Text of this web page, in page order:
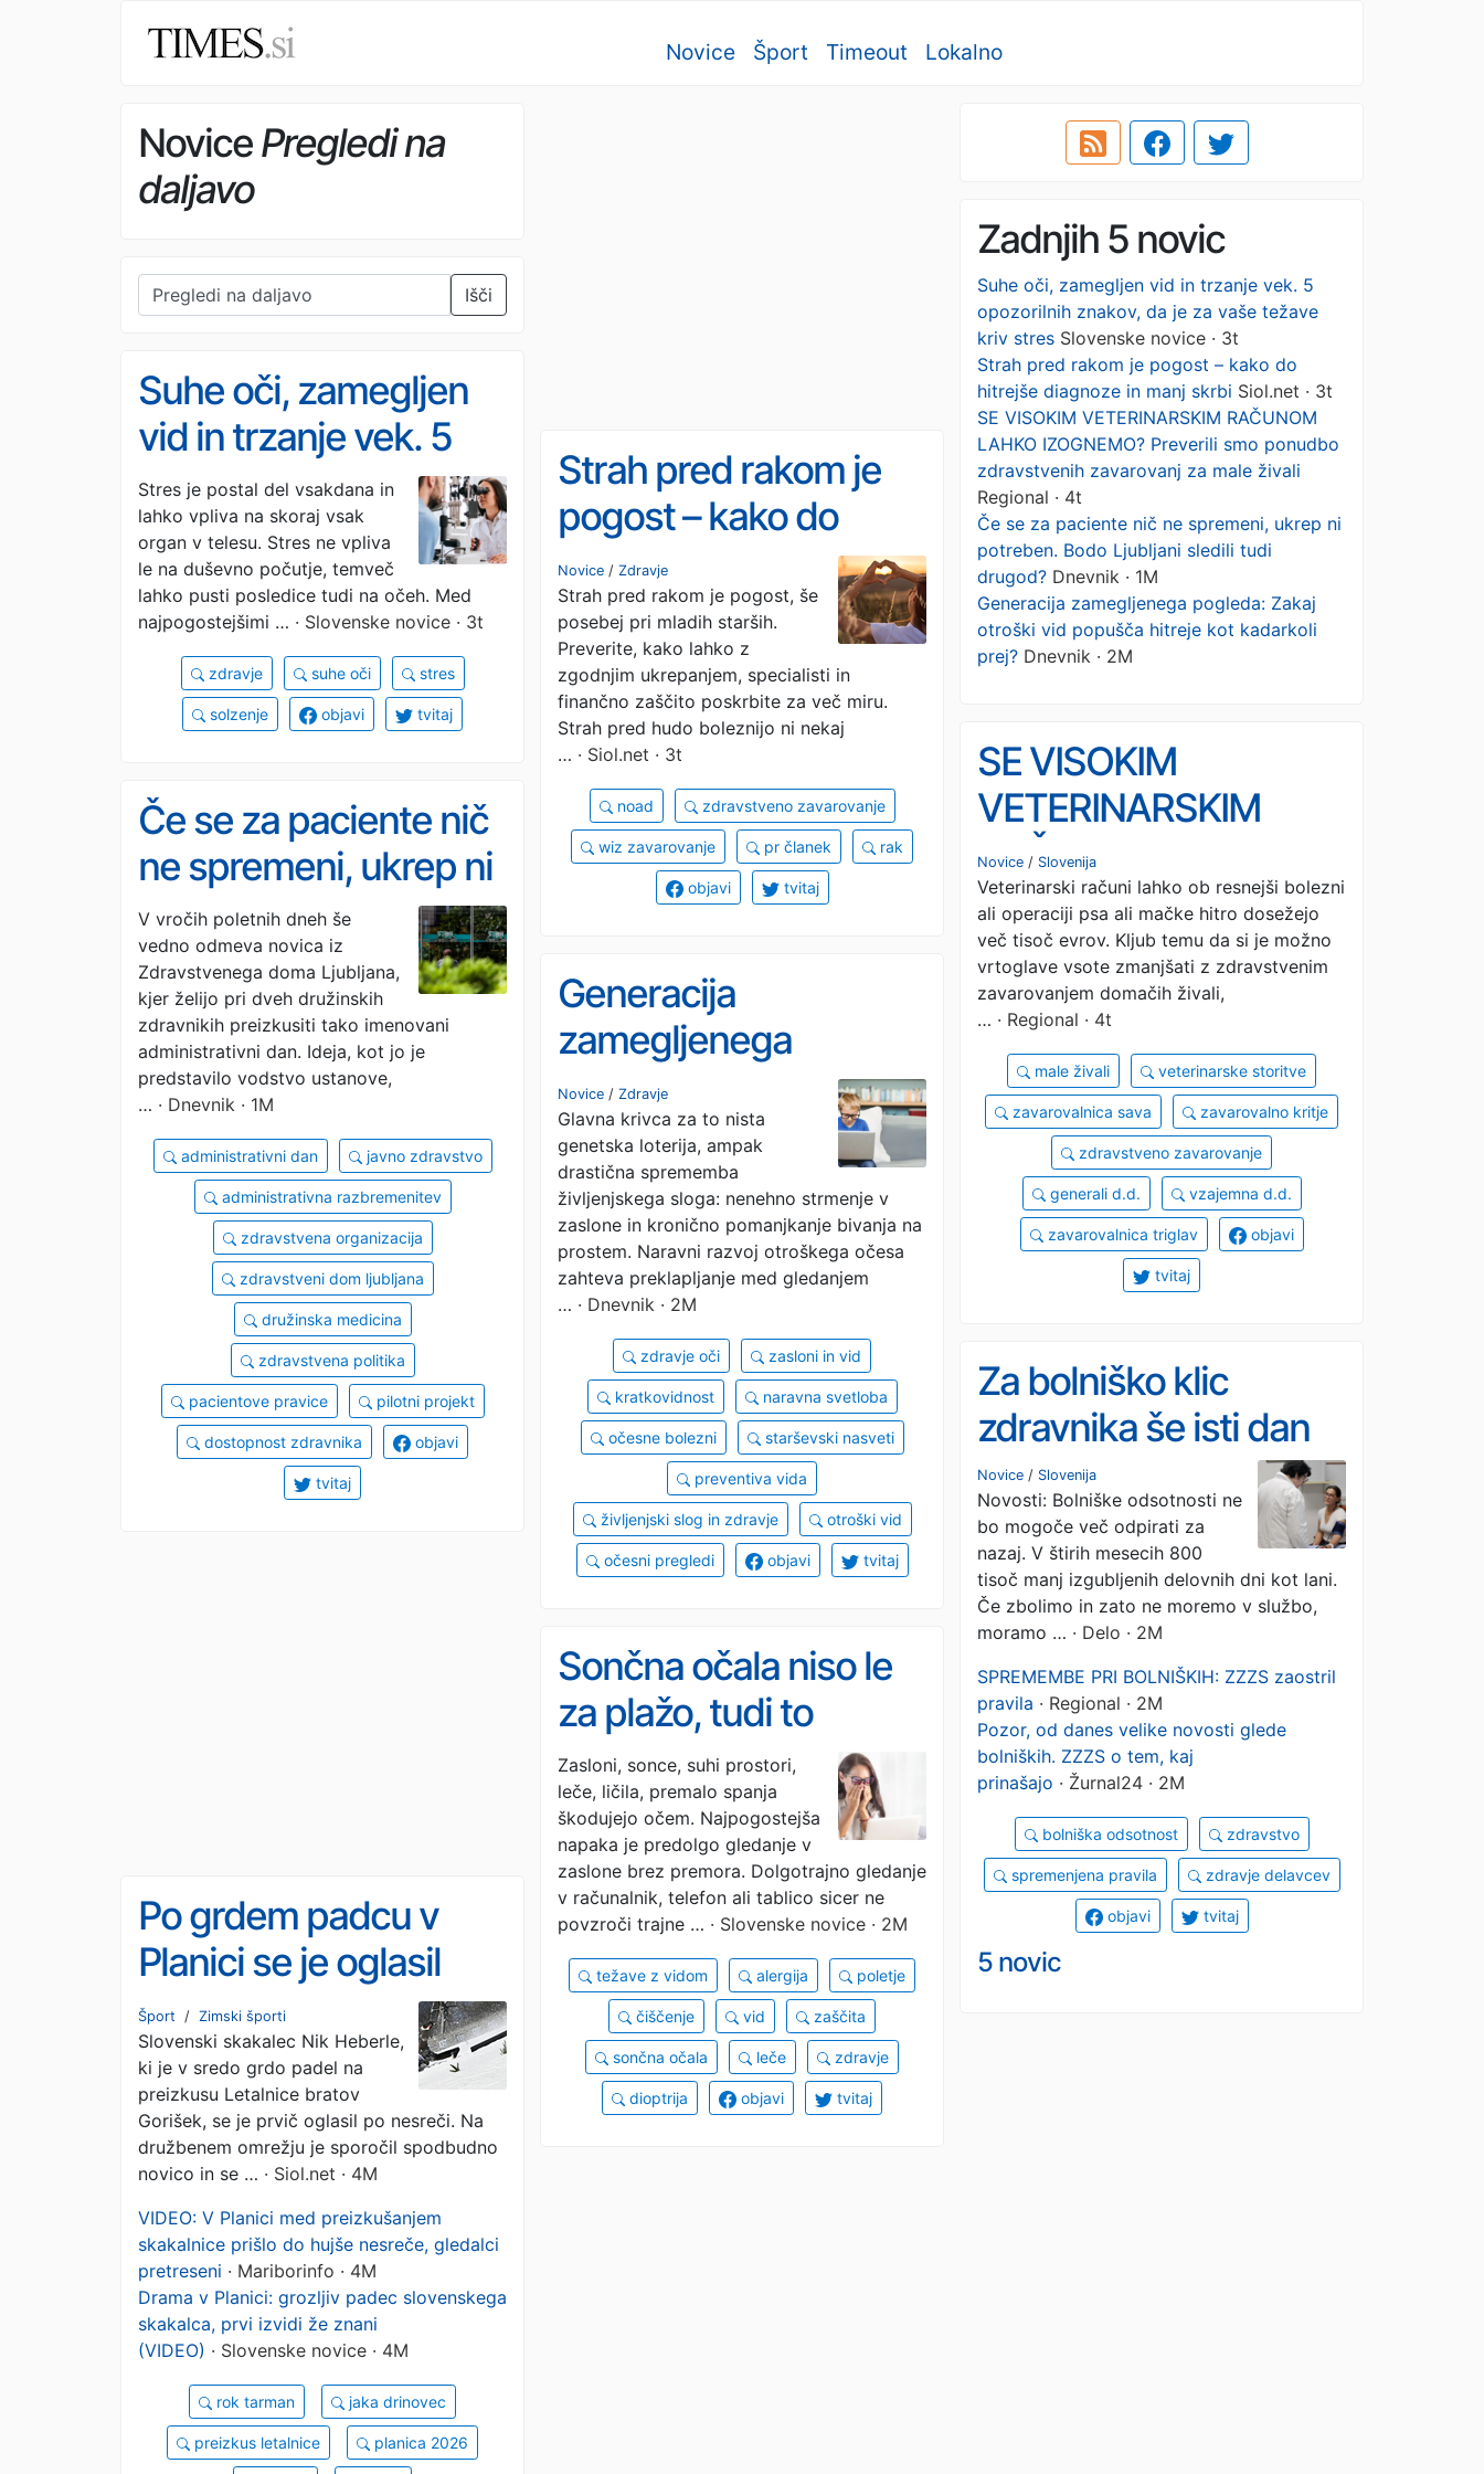
Novice Šport Timeout Lokalno
NovicePregledi na
daljavo
Išči
Zadnjih 5 novic
Suhe oči, zamegljen vid in trzanje vek. 5
opozorilnih znakov, da je za vaše težave
kriv stres Slovenske novice · 3t
Strah pred rakom je pogost – kako do
hitrejše diagnoze in manj skrbi Siol.net · 3t
SE VISOKIM VETERINARSKIM RAČUNOM
LAHKO IZOGNEMO? Preverili smo ponudbo
zdravstvenih zavarovanj za male živali
Regional · 4t
Če se za paciente nič ne spremeni, ukrep ni
potreben. Bodo Ljubljani sledili tudi
drugod? Dnevnik · 1M
Generacija zamegljenega pogleda: Zakaj
otroški vid popušča hitreje kot kadarkoli
prej? Dnevnik · 2M
Suhe oči, zamegljen
vid in trzanje vek. 5
opozorilnih znakov, da
je za vaše težave kriv
stres
Stres je postal del vsakdana in
lahko vpliva na skoraj vsak
organ v telesu. Stres ne vpliva
le na duševno počutje, temveč
lahko pusti posledice tudi na očeh. Med
najpogostejšimi … · Slovenske novice · 3t
zdravje suhe oči stres
solzenje objavi tvitaj
Strah pred rakom je
pogost – kako do
hitrejše diagnoze in
manj skrbi
Novice / Zdravje
Strah pred rakom je pogost, še
posebej pri mladih starših.
Preverite, kako lahko z
zgodnjim ukrepanjem, specialisti in
finančno zaščito poskrbite za več miru.
Strah pred hudo boleznijo ni nekaj
… · Siol.net · 3t
noad zdravstveno zavarovanje
wiz zavarovanje pr članek rak
objavi tvitaj
SE VISOKIM
VETERINARSKIM
RAČUNOM LAHKO
IZOGNEMO? Preverili
smo ponudbo
zdravstvenih
zavarovanj za male
živali
Novice / Slovenija
Veterinarski računi lahko ob resnejši bolezni
ali operaciji psa ali mačke hitro dosežejo
več tisoč evrov. Kljub temu da si je možno
vrtoglave vsote zmanjšati z zdravstvenim
zavarovanjem domačih živali,
… · Regional · 4t
male živali veterinarske storitve
zavarovalnica sava zavarovalno kritje
zdravstveno zavarovanje
generali d.d. vzajemna d.d.
zavarovalnica triglav objavi
tvitaj
Če se za paciente nič
ne spremeni, ukrep ni
potreben. Bodo
Ljubljani sledili tudi
drugod?
V vročih poletnih dneh še
vedno odmeva novica iz
Zdravstvenega doma Ljubljana,
kjer želijo pri dveh družinskih
zdravnikih preizkusiti tako imenovani
administrativni dan. Ideja, kot jo je
predstavilo vodstvo ustanove,
… · Dnevnik · 1M
administrativni dan javno zdravstvo
administrativna razbremenitev
zdravstvena organizacija
zdravstveni dom ljubljana
družinska medicina
zdravstvena politika
pacientove pravice pilotni projekt
dostopnost zdravnika objavi
tvitaj
Generacija
zamegljenega
pogleda: Zakaj otroški
vid popušča hitreje
kot kadarkoli prej?
Novice / Zdravje
Glavna krivca za to nista
genetska loterija, ampak
drastična sprememba
življenjskega sloga: nenehno strmenje v
zaslone in kronično pomanjkanje bivanja na
prostem. Naravni razvoj otroškega očesa
zahteva preklapljanje med gledanjem
… · Dnevnik · 2M
zdravje oči zasloni in vid
kratkovidnost naravna svetloba
očesne bolezni starševski nasveti
preventiva vida
življenjski slog in zdravje otroški vid
očesni pregledi objavi tvitaj
Za bolniško klic
zdravnika še isti dan
Novice / Slovenija
Novosti: Bolniške odsotnosti ne
bo mogoče več odpirati za
nazaj. V štirih mesecih 800
tisoč manj izgubljenih delovnih dni kot lani.
Če zbolimo in zato ne moremo v službo,
moramo … · Delo · 2M
SPREMEMBE PRI BOLNIŠKIH: ZZZS zaostril
pravila · Regional · 2M
Pozor, od danes velike novosti glede
bolniških. ZZZS o tem, kaj
prinašajo · Žurnal24 · 2M
bolniška odsotnost zdravstvo
spremenjena pravila zdravje delavcev
objavi tvitaj
5 novic
Sončna očala niso le
za plažo, tudi to
škoduje očem
Zasloni, sonce, suhi prostori,
leče, ličila, premalo spanja
škodujejo očem. Najpogostejša
napaka je predolgo gledanje v
zaslone brez premora. Dolgotrajno gledanje
v računalnik, telefon ali tablico sicer ne
povzroči trajne … · Slovenske novice · 2M
težave z vidom alergija poletje
čiščenje vid zaščita
sončna očala leče zdravje
dioptrija objavi tvitaj
Po grdem padcu v
Planici se je oglasil
slovenski skakalec
Šport / Zimski športi
Slovenski skakalec Nik Heberle,
ki je v sredo grdo padel na
preizkusu Letalnice bratov
Gorišek, se je prvič oglasil po nesreči. Na
družbenem omrežju je sporočil spodbudno
novico in se … · Siol.net · 4M
VIDEO: V Planici med preizkušanjem
skakalnice prišlo do hujše nesreče, gledalci
pretreseni · Mariborinfo · 4M
Drama v Planici: grozljiv padec slovenskega
skakalca, prvi izvidi že znani
(VIDEO) · Slovenske novice · 4M
rok tarman jaka drinovec
preizkus letalnice planica 2026